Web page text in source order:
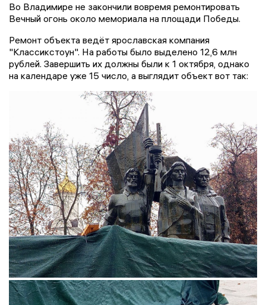
Во Владимире не закончили вовремя ремонтировать
Вечный огонь около мемориала на площади Победы.
Ремонт объекта ведёт ярославская компания
"Классикстоун". На работы было выделено 12,6 млн
рублей. Завершить их должны были к 1 октября, однако
на календаре уже 15 число, а выглядит объект вот так: